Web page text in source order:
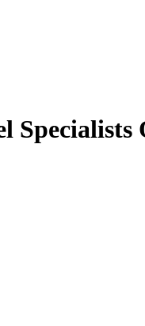
Specialists